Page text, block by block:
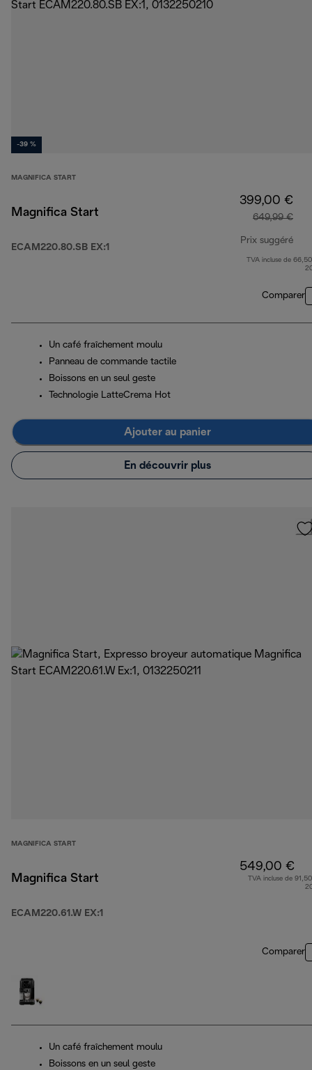
-39 %
MAGNIFICA START
Magnifica Start
ECAM220.80.SB EX:1
399,00 €
649,99 €
Prix suggéré
TVA incluse de
Comparer
Un café fraîchement moulu
Panneau de commande tactile
Boissons en un seul geste
Technologie LatteCrema Hot
Ajouter au panier
En découvrir plus
MAGNIFICA START
Magnifica Start
ECAM220.61.W EX:1
549,00 €
TVA incluse de
Comparer
Un café fraîchement moulu
Boissons en un seul geste